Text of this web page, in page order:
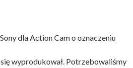
dla Action Cam o oznaczeniu
wyprodukował. Potrzebowaliśmy